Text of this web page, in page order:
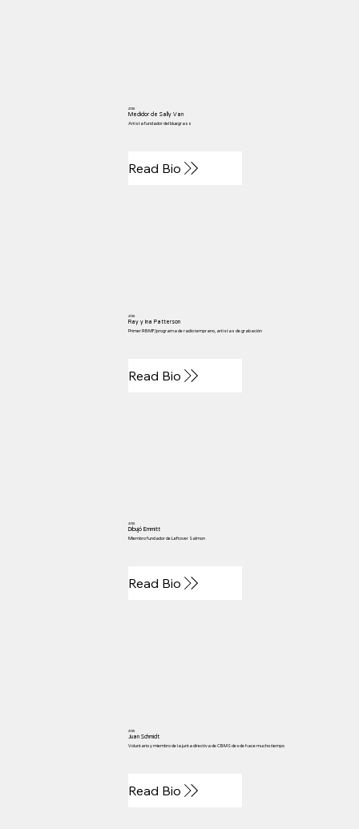
2016
Medidor de Sally Van
Artista fundador del bluegrass
Read Bio
2016
Ray y Ina Patterson
Primer RBMF/programa de radio temprano, artistas de grabación
Read Bio
2015
Dibujó Emmitt
Miembro fundador de Leftover Salmon
Read Bio
2015
Juan Schmidt
Voluntario y miembro de la junta directiva de CBMS desde hace mucho tiempo
Read Bio